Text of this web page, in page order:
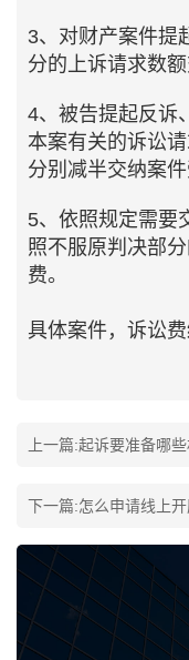
3、对财产案件提
分的上诉请求数额
4、被告提起反诉
本案有关的诉讼
分别减半交纳案件
5、依照规定需要
照不服原判决部
费。
具体案件，诉讼
上一篇:起诉要准备哪
下一篇:怎么申请线上开